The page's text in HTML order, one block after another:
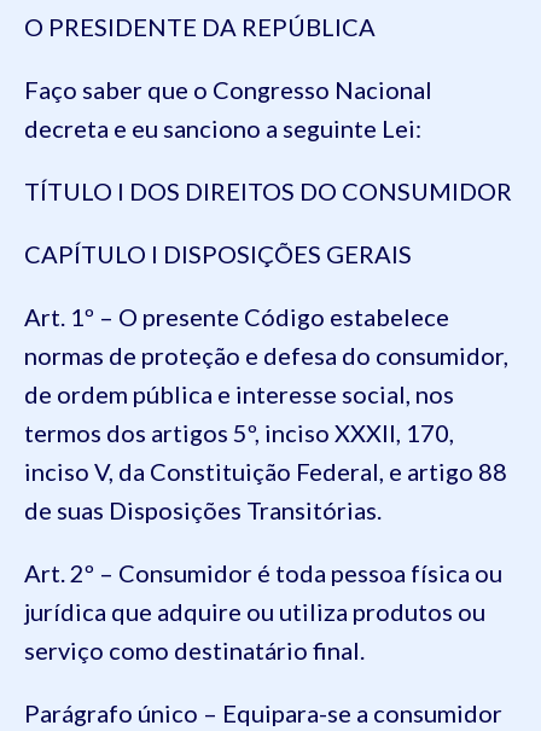
O PRESIDENTE DA REPÚBLICA
Faço saber que o Congresso Nacional
decreta e eu sanciono a seguinte Lei:
TÍTULO I DOS DIREITOS DO CONSUMIDOR
CAPÍTULO I DISPOSIÇÕES GERAIS
Art. 1º – O presente Código estabelece
normas de proteção e defesa do consumidor,
de ordem pública e interesse social, nos
termos dos artigos 5º, inciso XXXII, 170,
inciso V, da Constituição Federal, e artigo 88
de suas Disposições Transitórias.
Art. 2º – Consumidor é toda pessoa física ou
jurídica que adquire ou utiliza produtos ou
serviço como destinatário final.
Parágrafo único – Equipara-se a consumidor